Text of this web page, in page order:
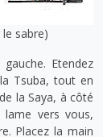
sabre)
Etendez
Tsuba, tout en
la Saya, à côté
vers vous,
Placez la main